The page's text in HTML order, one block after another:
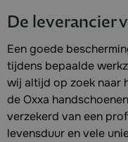
De leverancier
Een goede
tijdens bepaalde
wij altijd op zoek naar
de Oxxa
verzekerd van een
levensduur en vele